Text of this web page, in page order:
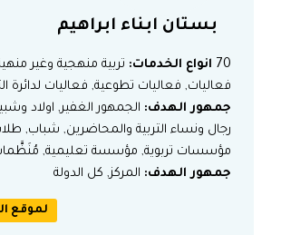
بستان ابناء ابراهيم
70 انواع الخدمات: تربية منهجية وغير
فعاليات, فعاليات تطوعية, فعاليات لدائرة
جمهور الهدف: الجمهور الغفير, اولاد
رجال ونساء التربية والمحاضرين, شباب,
مؤسسات تربوية, مؤسسة تعليمية,
جمهور الهدف: المركز, كل الدولة
لموقع